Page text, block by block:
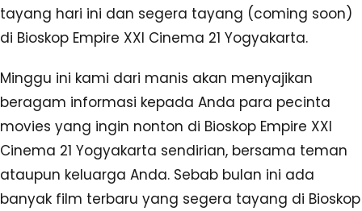
tayang hari ini dan segera tayang (coming soon)
di Bioskop Empire XXI Cinema 21 Yogyakarta.
Minggu ini kami dari manis akan menyajikan
beragam informasi kepada Anda para pecinta
movies yang ingin nonton di Bioskop Empire XXI
Cinema 21 Yogyakarta sendirian, bersama teman
ataupun keluarga Anda. Sebab bulan ini ada
banyak film terbaru yang segera tayang di Bioskop